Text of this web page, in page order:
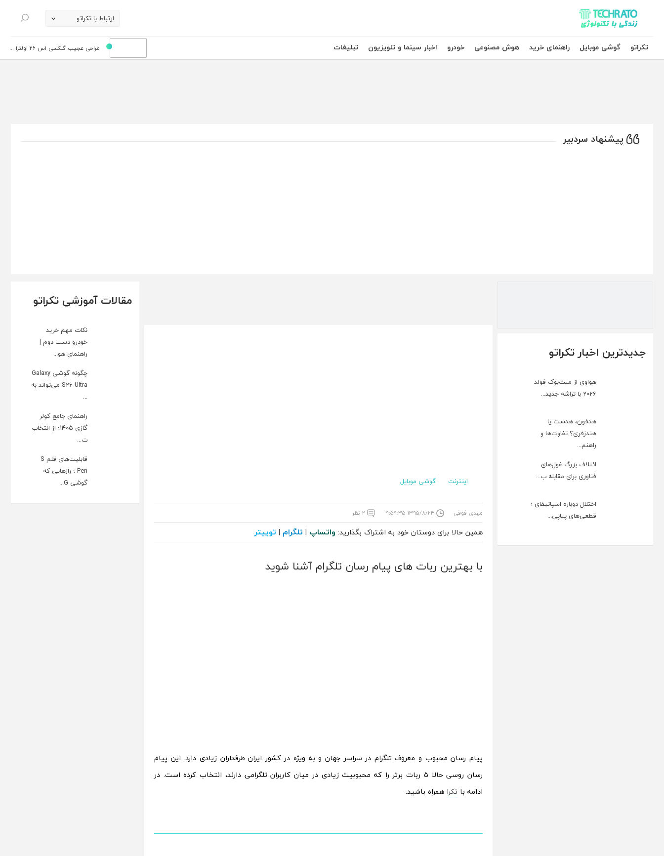
تکراتو – زندگی با تکنولوژی ارتباط با تکراتو
جستجو
تکراتو
گوشی موبایل راهنمای خرید هوش مصنوعی خودرو اخبار سینما و تلویزیون تبلیغات طراحی عجیب گلکسی اس 26 اولترا ...
پیشنهاد سردبیر
جدیدترین اخبار تکراتو
هواوی از میت‌بوک فولد
2026 با تراشه جدید...
هدفون، هدست یا
هندزفری؟ تفاوت‌ها و
راهنم...
ائتلاف بزرگ غول‌های
فناوری برای مقابله ب...
اختلال دوباره اسپاتیفای ؛
قطعی‌های پیاپی...
اینترنت گوشی موبایل
مهدی فوقی ۱۳۹۵/۸/۲۴ ۹:۵۹:۳۵ ۲ نظر
همین حالا برای دوستان خود به اشتراک بگذارید: واتساپ | تلگرام | توییتر
با بهترین ربات های پیام رسان تلگرام آشنا شوید
پیام رسان محبوب و معروف تلگرام در سراسر جهان و به ویژه در کشور ایران طرفداران زیادی دارد. این پیام
رسان روسی حالا 5 ربات برتر را که محبوبیت زیادی در میان کاربران تلگرامی دارند، انتخاب کرده است. در
ادامه با تکرا همراه باشید.
مقالات آموزشی تکراتو
نکات مهم خرید
خودرو دست دوم |
راهنمای هو...
چگونه گوشی Galaxy
S26 Ultra می‌تواند به
...
راهنمای جامع کولر
گازی ۱۴۰۵؛ از انتخاب
ت...
قابلیت‌های قلم S
Pen ؛ رازهایی که
گوشی G...